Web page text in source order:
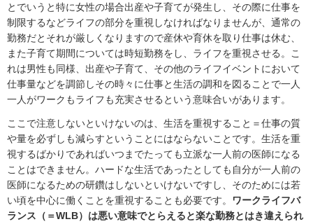
とでいうと特に女性の場合出産や子育てが発生し、その際に仕事を
制限するなどライフの部分を重視しなければなりませんが、通常の
勤務だとそれが厳しくなりますので産休や育休を取り仕事は休む、
また子育て期間については時短勤務をし、ライフを重視させる。こ
れは男性も同様、出産や子育て、その他のライフイベントにおいて
仕事量などを調節しその時々に仕事と生活の調和を図ることで一人
一人がワークもライフも充実させるという意味合いがあります。
ここで注意しないといけないのは、生活を重視すること＝仕事の質
や量を必ずしも減らすということにはならないことです。生活を重
視するばかりであればいつまでたっても立派な一人前の医師になる
ことはできません。ハードな生活であったとしても自分が一人前の
医師になるための研鑽はしないといけないですし、そのためには若
い頃を中心に働くことを重視することも必要です。
ワークライフバ
ランス（＝WLB）は悪い意味でとらえると楽な勤務とはき違えられ